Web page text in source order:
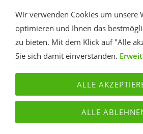
YouTube Insel Töplitz
Zugriffe heute: 14524
KONTAKT ROUTE IMPRESSUM
TÖPLITZ PORTAL - DAS INTERNET
TÖPLITZ
Wir verwenden Cookies um unsere
optimieren und Ihnen das
zu bieten. Mit dem Klick auf "Alle
Sie sich damit einverstanden.
ALLE
ALLE